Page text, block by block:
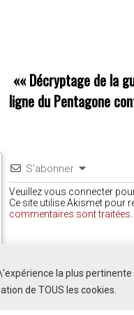
la plus
de TOUS les cookies.
«« Décryptage de la
ligne du Pentagone
S’abonner
Veuillez vous connecter
Ce site utilise Akismet pour
commentaires sont traitées